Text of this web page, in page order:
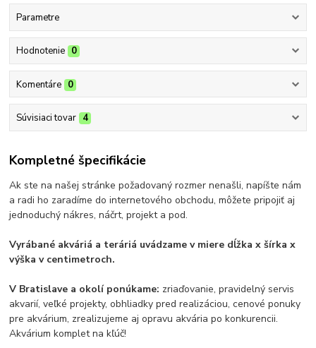
Parametre
Hodnotenie 0
Komentáre 0
Súvisiaci tovar 4
Kompletné špecifikácie
Ak ste na našej stránke požadovaný rozmer nenašli, napíšte nám
a radi ho zaradíme do internetového obchodu, môžete pripojiť aj
jednoduchý nákres, náčrt, projekt a pod.
Vyrábané akváriá a teráriá uvádzame v miere dĺžka x šírka x
výška v centimetroch.
V Bratislave a okolí ponúkame: zriaďovanie, pravidelný servis
akvarií, veľké projekty, obhliadky pred realizáciou, cenové ponuky
pre akvárium, zrealizujeme aj opravu akvária po konkurencii.
Akvárium komplet na kľúč!